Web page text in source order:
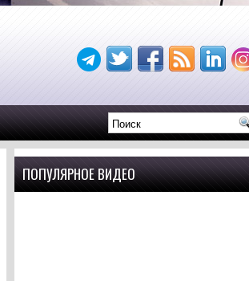
ПОПУЛЯРНОЕ ВИДЕО